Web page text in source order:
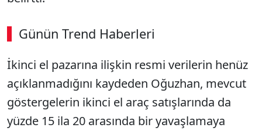
Günün Trend Haberleri
İkinci el pazarına ilişkin resmi verilerin henüz
açıklanmadığını kaydeden Oğuzhan, mevcut
göstergelerin ikinci el araç satışlarında da
yüzde 15 ila 20 arasında bir yavaşlamaya